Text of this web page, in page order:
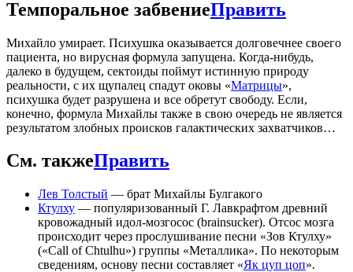
Темпоральное забвениеПравить
Михайло умирает. Психушка оказывается долговечнее своего
пациента, но вирусная формула запущена. Когда-нибудь,
далеко в будущем, сектоиды поймут истинную природу
реальности, с их щупалец спадут оковы «Матрицы»,
психушка будет разрушена и все обретут свободу. Если,
конечно, формула Михайлы также в свою очередь не является
результатом злобных происков галактических захватчиков…
См. такжеПравить
Лев Толстый — брат Михайлы Булгакого
Ктулху — популяризованный Г. Лавкрафтом древний
кровожадный идол-мозгосос (brainsucker). Отсос мозга
происходит через прослушивание песни «Зов Ктулху»
(«Call of Chtulhu») группы «Металлика». По некоторым
сведениям, основу песни составляет «Як цуп цоп».